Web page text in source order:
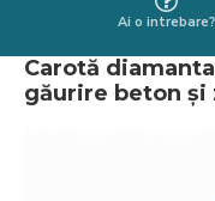
Ai o intrebare?
Carotă
găurire beton și